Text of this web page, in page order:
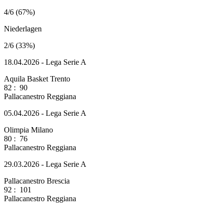
4/6 (67%)
Niederlagen
2/6 (33%)
18.04.2026 - Lega Serie A
Aquila Basket Trento
82 : 90
Pallacanestro Reggiana
05.04.2026 - Lega Serie A
Olimpia Milano
80 : 76
Pallacanestro Reggiana
29.03.2026 - Lega Serie A
Pallacanestro Brescia
92 : 101
Pallacanestro Reggiana